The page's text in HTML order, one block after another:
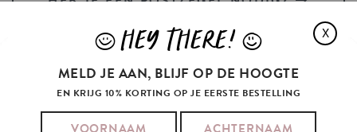
CONNOR'S HEART STOPPED
WHEN HE SAW
X
JHEY THERE! L
MELD JE AAN, BLIJF OP DE HOOGTE
EN KRIJG 10% KORTING OP JE EERSTE BESTELLING